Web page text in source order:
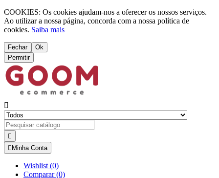
COOKIES: Os cookies ajudam-nos a oferecer os nossos serviços.
Ao utilizar a nossa página, concorda com a nossa política de
cookies. Saiba mais
Fechar
Ok
Permitir


 Minha Conta
Wishlist (0)
Comparar(0)